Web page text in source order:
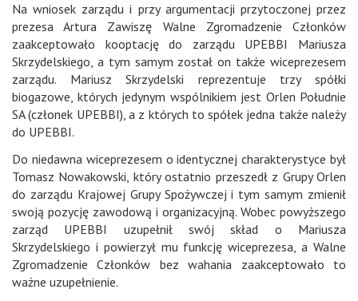
Na wniosek zarządu i przy argumentacji przytoczonej przez
prezesa Artura Zawiszę Walne Zgromadzenie Członków
zaakceptowało kooptację do zarządu UPEBBI Mariusza
Skrzydelskiego, a tym samym został on także wiceprezesem
zarządu. Mariusz Skrzydelski reprezentuje trzy spółki
biogazowe, których jedynym wspólnikiem jest Orlen Południe
SA (członek UPEBBI), a z których to spółek jedna także należy
do UPEBBI.
Do niedawna wiceprezesem o identycznej charakterystyce był
Tomasz Nowakowski, który ostatnio przeszedł z Grupy Orlen
do zarządu Krajowej Grupy Spożywczej i tym samym zmienił
swoją pozycję zawodową i organizacyjną. Wobec powyższego
zarząd UPEBBI uzupełnił swój skład o Mariusza
Skrzydelskiego i powierzył mu funkcję wiceprezesa, a Walne
Zgromadzenie Członków bez wahania zaakceptowało to
ważne uzupełnienie.